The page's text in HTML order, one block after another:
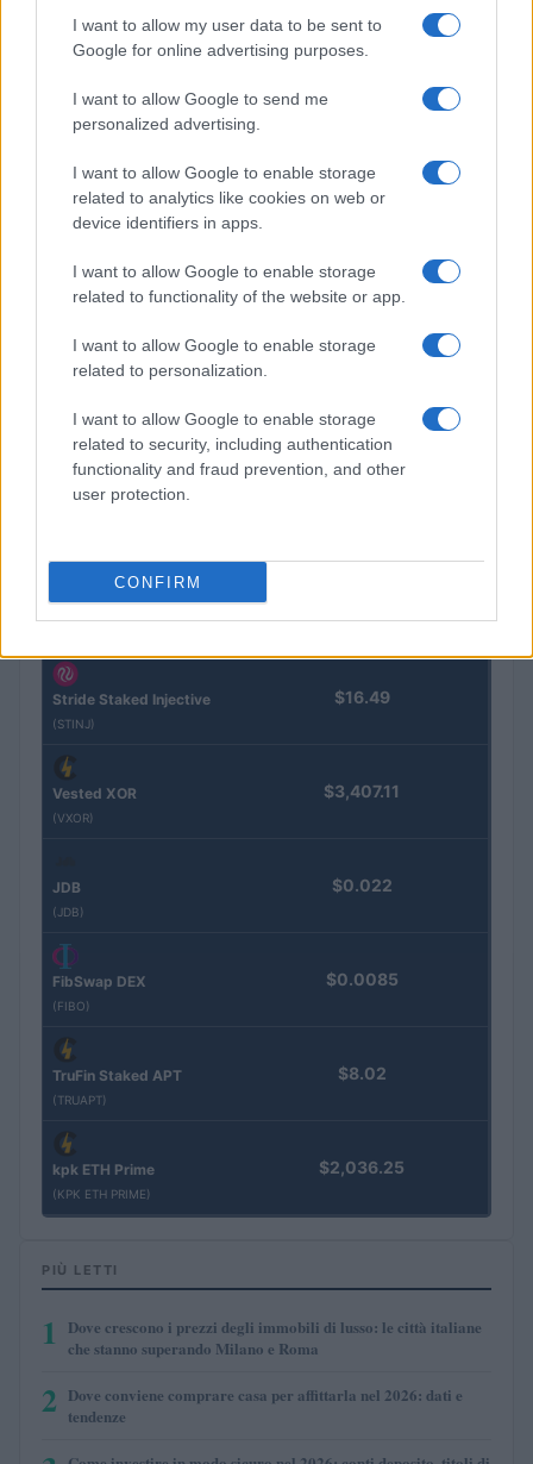
I want to allow my user data to be sent to
Google for online advertising purposes.
I want to allow Google to send me
personalized advertising.
I want to allow Google to enable storage
related to analytics like cookies on web or
device identifiers in apps.
I want to allow Google to enable storage
related to functionality of the website or app.
I want to allow Google to enable storage
related to personalization.
I want to allow Google to enable storage
related to security, including authentication
functionality and fraud prevention, and other
user protection.
CONFIRM
Project bond negli stadi: metodo di due diligence completo
Edoardo Vitali · 6 Ago 2026
Nome Prezzo
Eureka Bridged PAX
Gold (Terra
$4,187.30
Kinza Babylon Staked
(KBTC)
Steakhouse EURCV
Epoch Island
Stride Staked Injective
(STINJ)
$16.49
Vested XOR
(VXOR)
$3,407.11
JDB
(JDB)
$0.022
FibSwap DEX
(FIBO)
$0.0085
TruFin Staked APT
(TRUAPT)
$8.02
kpk ETH Prime
(KPK ETH PRIME)
$2,036.25
PIÙ LETTI
1
Dove crescono i prezzi degli immobili di lusso: le città italiane
che stanno superando Milano e Roma
2 Dove conviene comprare casa per affittarla nel 2026: dati e
tendenze